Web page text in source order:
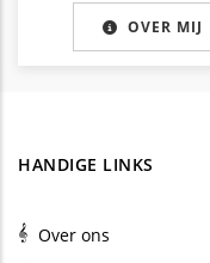
OVER MIJ
HANDIGE LINKS
Over ons